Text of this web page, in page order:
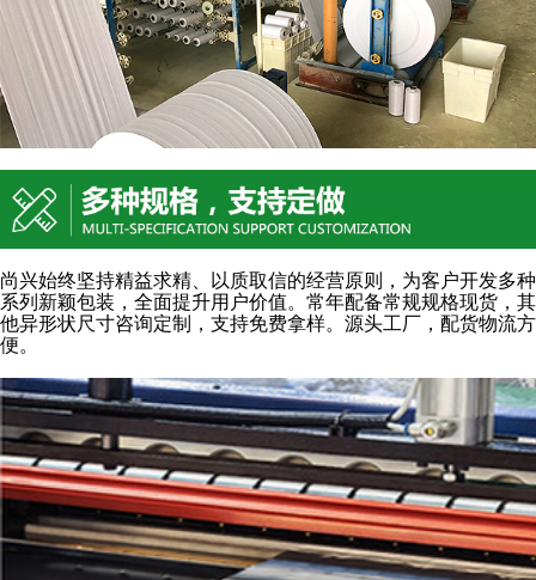
尚兴始终坚持精益求精、以质取信的经营原则，为客户开发多种
系列新颖包装，全面提升用户价值。常年配备常规规格现货，其
他异形状尺寸咨询定制，支持免费拿样。源头工厂，配货物流方
便。